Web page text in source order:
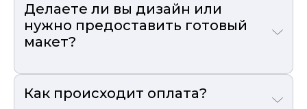
Делаете ли вы дизайн или
нужно предоставить готовый
макет?
Как происходит оплата?